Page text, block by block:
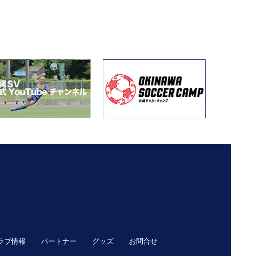
ブ情報 パートナー グッズ お問合せ